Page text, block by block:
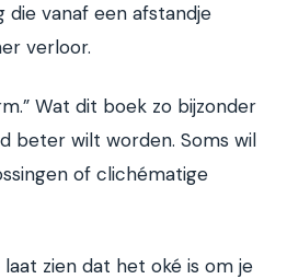
die vanaf een afstandje
verloor.
Wat dit boek zo bijzonder
beter wilt worden. Soms wil
of clichématige
zien dat het oké is om je